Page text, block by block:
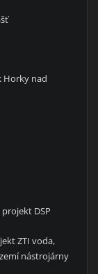
Horky nad
DSP
ZTI voda,
nástrojárny